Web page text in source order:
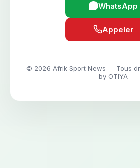
WhatsApp
Appeler
© 2026 Afrik Sport News — Tous
by OTIYA